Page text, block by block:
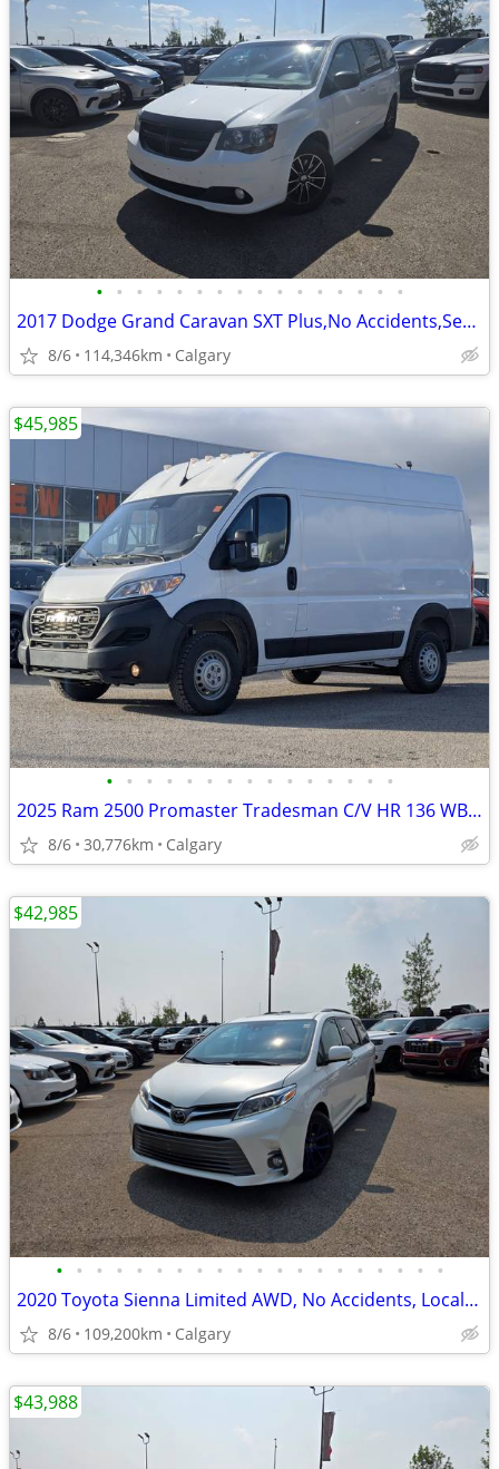
• • • • • • • • • • • • • • • •
2017 Dodge Grand Caravan SXT Plus,No Accidents,Service History#260208A
8/6 114,346km Calgary
• • • • • • • • • • • • • • •
2025 Ram 2500 Promaster Tradesman C/V HR 136 WB Pkg22B #11081
8/6 30,776km Calgary
$45,985
• • • • • • • • • • • • • • • • • • • •
2020 Toyota Sienna Limited AWD, No Accidents, Local Unit #11170
8/6 109,200km Calgary
$42,985
$43,988